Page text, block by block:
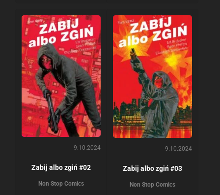
9.10.2024
Zabij albo zgiń #02
Non Stop Comics
9.10.2024
Zabij albo zgiń #03
Non Stop Comics